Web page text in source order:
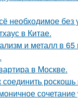
необходимое без
в Китае.
и металл в 65
в Москве.
роскошь
сочетание